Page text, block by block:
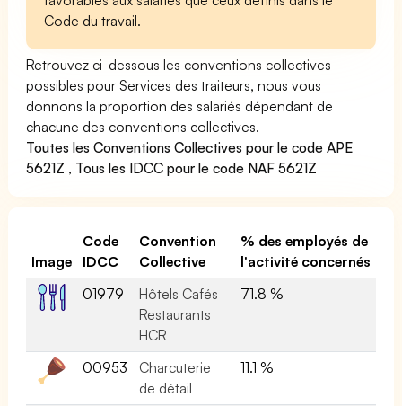
Code du travail.
Retrouvez ci-dessous les conventions collectives
possibles pour Services des traiteurs, nous vous
donnons la proportion des salariés dépendant de
chacune des conventions collectives.
Toutes les Conventions Collectives pour le code APE
5621Z , Tous les IDCC pour le code NAF 5621Z
Image
Code
IDCC
Convention
Collective
% des employés de
l'activité concernés
01979
Hôtels Cafés
Restaurants
HCR
71.8 %
00953
Charcuterie
de détail
11.1 %